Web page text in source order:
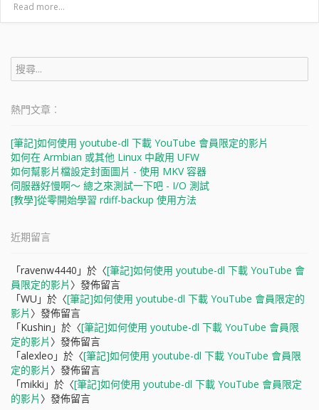
Read more...
搜
尋
鍵
熱門文章︰
[筆記]如何使用 youtube-dl 下載 YouTube 會員限定的影片
如何在 Armbian 或其他 Linux 中啟用 UFW
如何幫影片檔設定封面圖片 - 使用 MKV 容器
伺服器好慢啊～ 總之來測試一下吧 - I/O 測試
[教學]從零開始學習 rdiff-backup 使用方法
近期留言
「ravenw4440 」於〈[筆記]如何使用 youtube-dl 下載 YouTube 會
員限定的影片 〉發佈留言
「WU 」於〈[筆記]如何使用 youtube-dl 下載 YouTube 會員限定的
影片 〉發佈留言
「Kushin 」於〈[筆記]如何使用 youtube-dl 下載 YouTube 會員限
定的影片 〉發佈留言
「alexleo 」於〈[筆記]如何使用 youtube-dl 下載 YouTube 會員限
定的影片 〉發佈留言
「mikki 」於〈[筆記]如何使用 youtube-dl 下載 YouTube 會員限定
的影片 〉發佈留言